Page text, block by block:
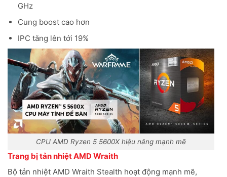
GHz
Cung boost cao hơn
IPC tăng lên tới 19%
CPU AMD Ryzen 5 5600X hiệu năng mạnh mẽ
Trang bị tản nhiệt AMD Wraith
Bộ tản nhiệt AMD Wraith Stealth hoạt động mạnh mẽ,